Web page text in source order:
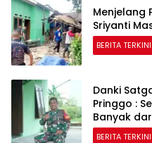
Menjelang
Sriyanti
BERITA TERKINI
Danki
Pringgo :
Banyak
BERITA TERKINI